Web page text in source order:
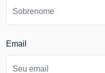
Email